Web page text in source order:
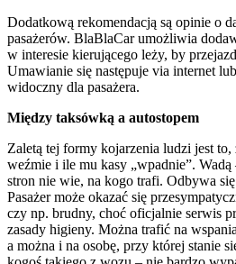
Dodatkową rekomendacją są opinie o
pasażerów. BlaBlaCar umożliwia
w interesie kierującego leży, by
Umawianie się następuje via internet
widoczny dla pasażera.
Między taksówką a autostopem
Zaletą tej formy kojarzenia ludzi jest
weźmie i ile mu kasy „wpadnie”. Wadą
stron nie wie, na kogo trafi. Odbywa
Pasażer może okazać się
czy np. brudny, choć oficjalnie serwis
zasady higieny. Można trafić na
a można i na osobę, przy której stanie